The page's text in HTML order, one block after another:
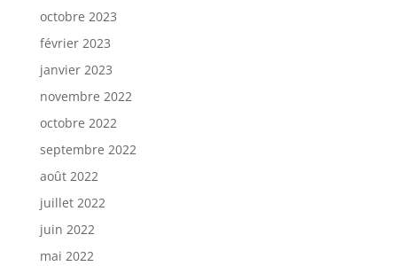
octobre 2023
février 2023
janvier 2023
novembre 2022
octobre 2022
septembre 2022
août 2022
juillet 2022
juin 2022
mai 2022